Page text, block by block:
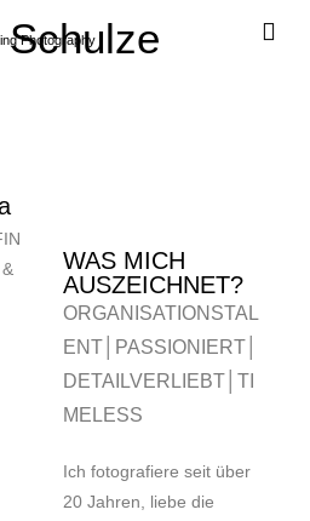
Photography
WAS MICH
AUSZEICHNET?
ORGANISATIONSTAL
ENT
PASSIONIERT
DETAILVERLIEBT │TI
MELESS
Ich fotografiere seit über
20 Jahren, liebe die